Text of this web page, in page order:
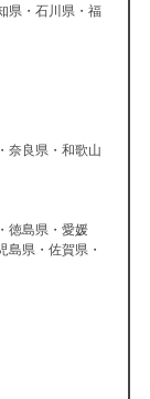
県・石川県・福
奈良県・和歌山
徳島県・愛媛
島県・佐賀県・